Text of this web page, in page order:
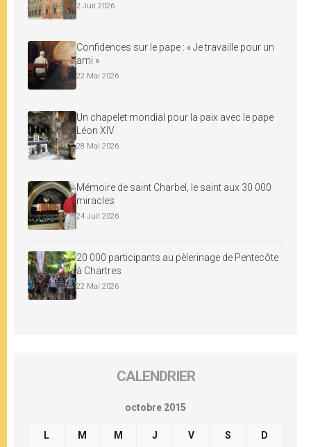
2 Juil 2026
Confidences sur le pape : « Je travaille pour un
ami »
22 Mai 2026
Un chapelet mondial pour la paix avec le pape
Léon XIV
28 Mai 2026
Mémoire de saint Charbel, le saint aux 30 000
miracles
24 Juil 2026
20 000 participants au pèlerinage de Pentecôte
à Chartres
22 Mai 2026
CALENDRIER
octobre 2015
L M M J V S D